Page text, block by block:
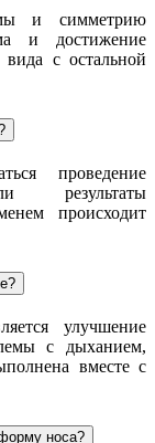
и симметрию
и достижение
с остальной
проведение
результаты
происходит
улучшение
с дыханием,
вместе с
носа?